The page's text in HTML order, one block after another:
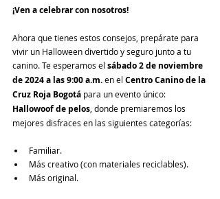
¡Ven a celebrar con nosotros!
Ahora que tienes estos consejos, prepárate para
vivir un Halloween divertido y seguro junto a tu
canino. Te esperamos el sábado 2 de noviembre
de 2024 a las 9:00 a.m. en el Centro Canino de la
Cruz Roja Bogotá para un evento único:
Hallowoof de pelos , donde premiaremos los
mejores disfraces en las siguientes categorías:
Familiar.
Más creativo (con materiales reciclables).
Más original.